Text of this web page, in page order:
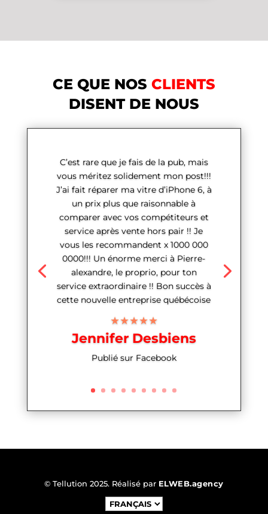
CE QUE NOS CLIENTS
DISENT DE NOUS
C’est rare que je fais de la pub, mais
vous méritez solidement mon post!!!
J’ai fait réparer ma vitre d’iPhone 6, à
un prix plus que raisonnable à
comparer avec vos compétiteurs et
service après vente hors pair !! Je
vous les recommandent x 1000 000
0000!!! Un énorme merci à Pierre-
alexandre, le proprio, pour ton
service extraordinaire !! Bon succès à
cette nouvelle entreprise québécoise
★★★★★
Jennifer Desbiens
Publié sur Facebook
© Tellution 2025. Réalisé par ELWEB.agency